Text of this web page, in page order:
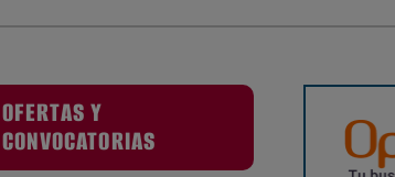
OFERTAS Y
CONVOCATORIAS